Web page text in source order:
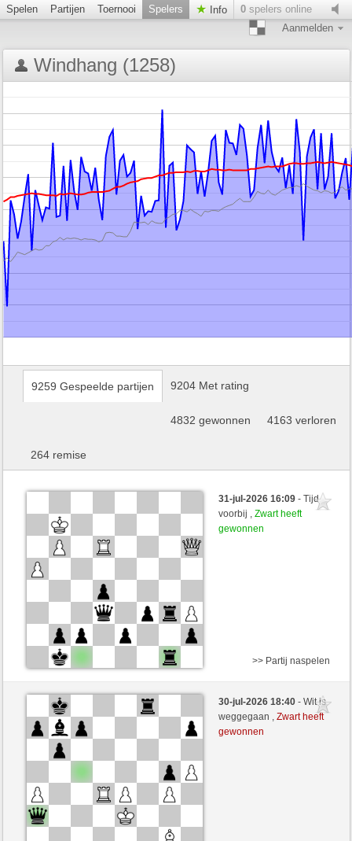
Spelen Partijen Toernooi Spelers Info 0 spelers online
Aanmelden
Windhang (1258)
9259 Gespeelde partijen 9204 Met rating
4832 gewonnen 4163 verloren
264 remise
31-jul-2026 16:09- Tijd
voorbij ,Zwart heeft
gewonnen
Wit
bicklebauski (1191) (-14)
Zwart
Windhang (1244) (+14)
Speelduur: 4 minutes/side + 5 seconds/move
>> Partij naspelen
30-jul-2026 18:40- Wit is
weggegaan ,Zwart heeft
gewonnen